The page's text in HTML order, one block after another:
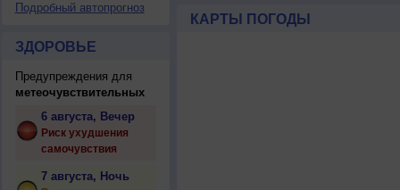
Подробный автопрогноз
ЗДОРОВЬЕ
Предупреждения для
метеочувствительных
6 августа, Вечер
Риск ухудшения
самочувствия
7 августа, Ночь
КАРТЫ ПОГОДЫ